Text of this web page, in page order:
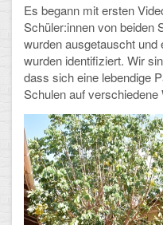
Es begann mit ersten
Schüler:innen von beiden
wurden ausgetauscht
wurden identifiziert. Wir
dass sich eine lebendige
Schulen auf